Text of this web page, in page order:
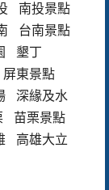
南投景點
台南景點
墾丁
屏東景點
深緣及水
苗栗景點
高雄大立